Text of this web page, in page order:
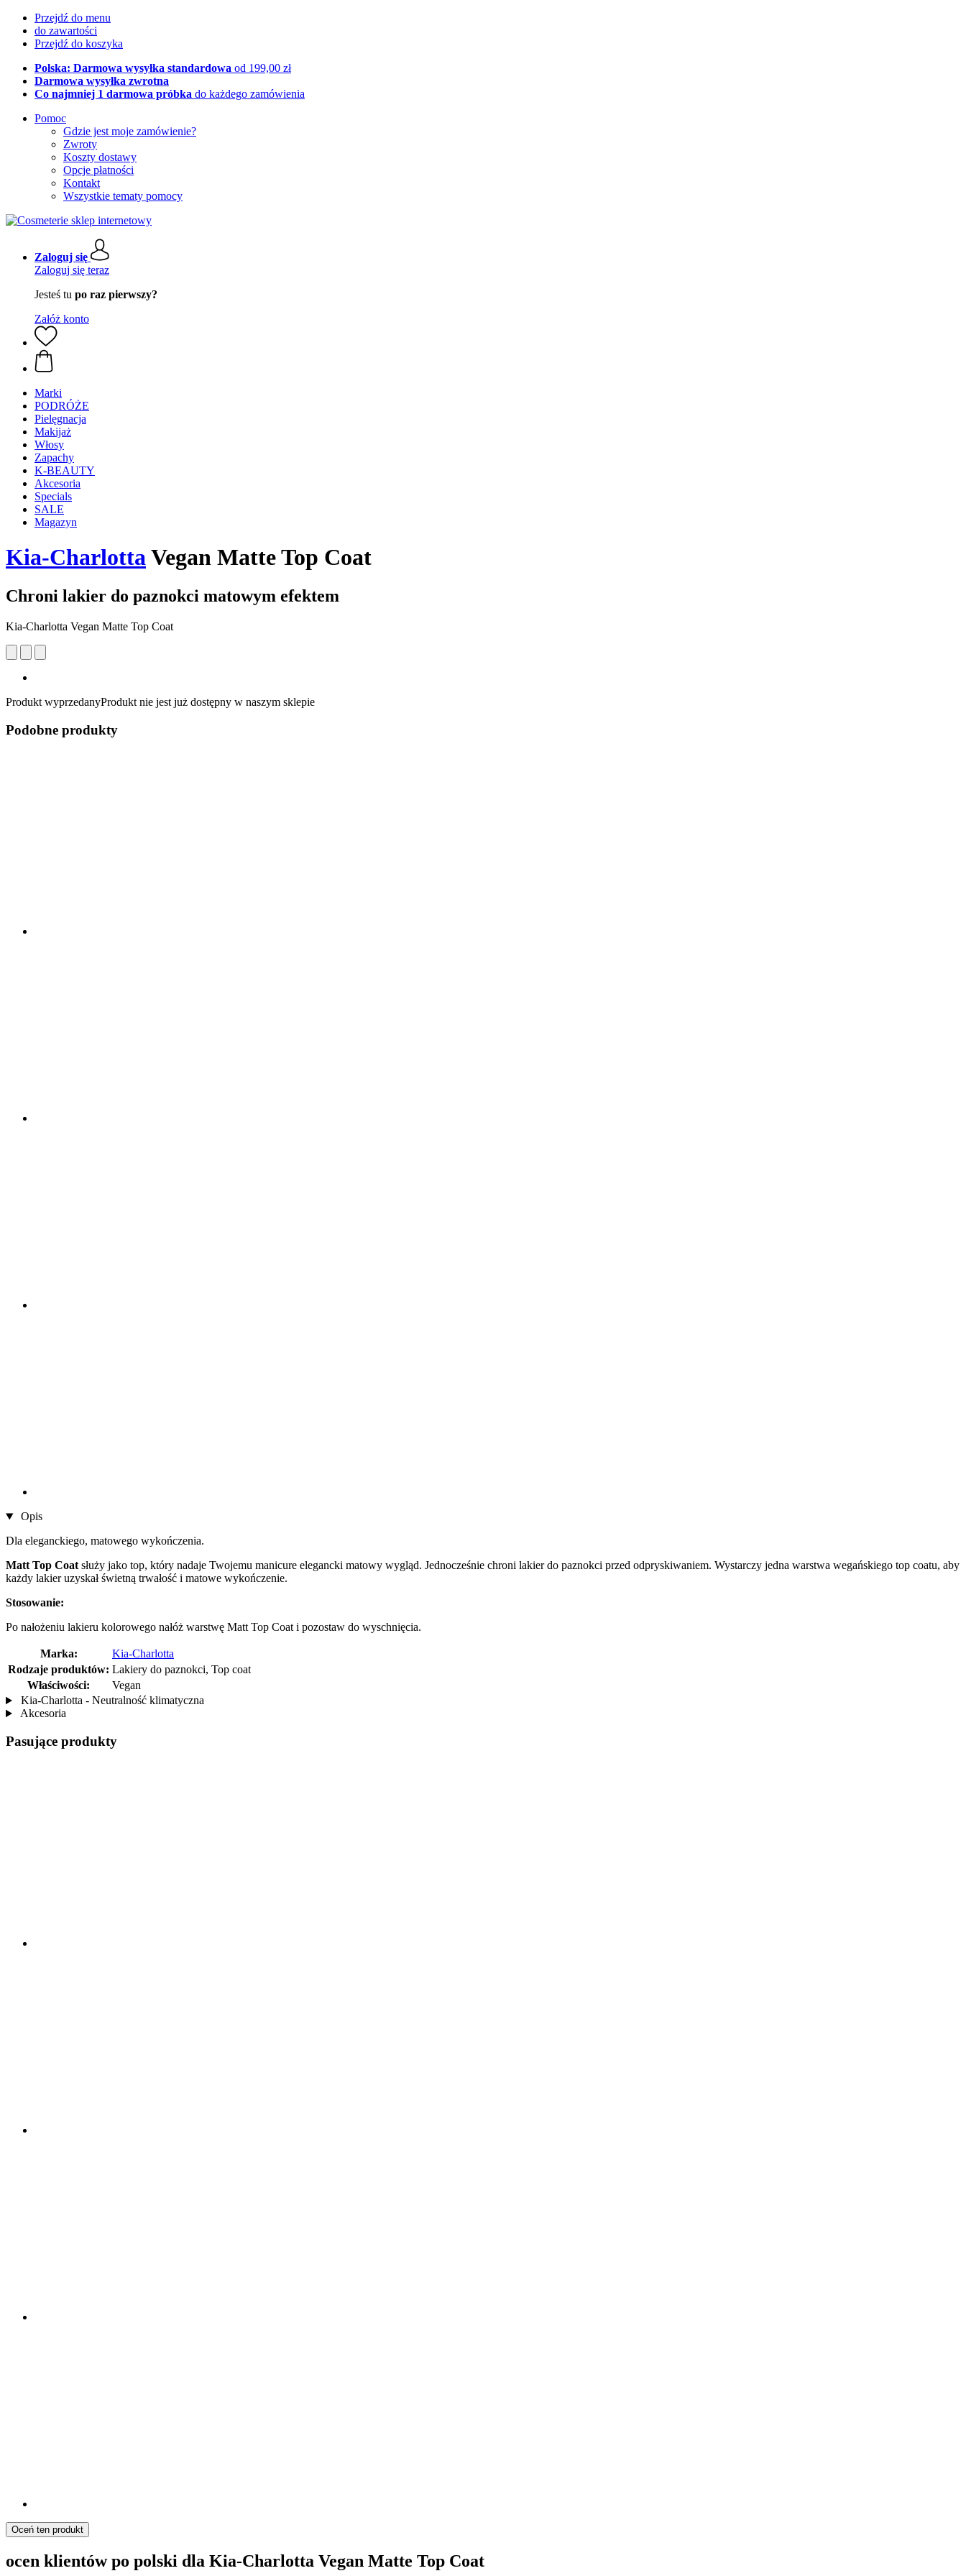
Przejdź do menu
do zawartości
Przejdź do koszyka
Polska: Darmowa wysyłka standardowa od 199,00 zł
Darmowa wysyłka zwrotna
Co najmniej 1 darmowa próbka do każdego zamówienia
Pomoc
Gdzie jest moje zamówienie?
Zwroty
Koszty dostawy
Opcje płatności
Kontakt
Wszystkie tematy pomocy
Zaloguj się
Zaloguj się teraz
Jesteś tu po raz pierwszy?
Załóż konto
Marki
PODRÓŻE
Pielęgnacja
Makijaż
Włosy
Zapachy
K-BEAUTY
Akcesoria
Specials
SALE
Magazyn
Kia-CharlottaVegan Matte Top Coat
Chroni lakier do paznokci matowym efektem
Kia-Charlotta Vegan Matte Top Coat
Produkt wyprzedanyProdukt nie jest już dostępny w naszym sklepie
Podobne produkty
Opis
Dla eleganckiego, matowego wykończenia.
Matt Top Coat służy jako top, który nadaje Twojemu manicure elegancki matowy wygląd. Jednocześnie chroni lakier do paznokci przed odpryskiwaniem. Wystarczy jedna warstwa wegańskiego top coatu, aby
każdy lakier uzyskał świetną trwałość i matowe wykończenie.
Stosowanie:
Po nałożeniu lakieru kolorowego nałóż warstwę Matt Top Coat i pozostaw do wyschnięcia.
Marka:
Kia-Charlotta
Rodzaje produktów: Lakiery do paznokci, Top coat
Właściwości:
Vegan
Kia-Charlotta - Neutralność klimatyczna
Akcesoria
Pasujące produkty
Oceń ten produkt
ocen klientów po polski dla Kia-Charlotta Vegan Matte Top Coat